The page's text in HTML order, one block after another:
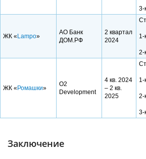
3-
ЖК « Lampo»
АО Банк
ДОМ.РФ
2 квартал
2024
1-
2-
ЖК « Ромашки»
О2
Development
4 кв. 2024
– 2 кв.
2025
1-
2-
3-
Заключение